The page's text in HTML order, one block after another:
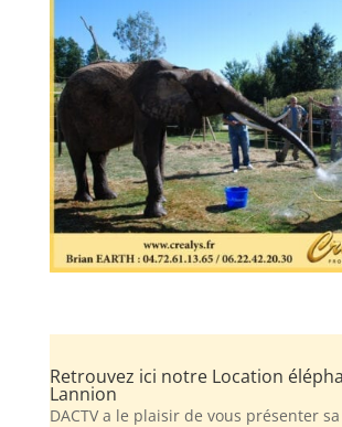
Retrouvez ici notre Location
Lannion
DACTV a le plaisir de vous présenter